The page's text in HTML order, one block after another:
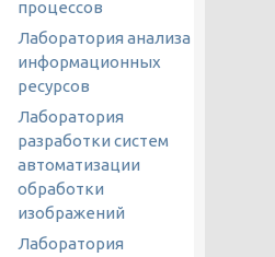
процессов
Лаборатория анализа
информационных
ресурсов
Лаборатория
разработки систем
автоматизации
обработки
изображений
Лаборатория